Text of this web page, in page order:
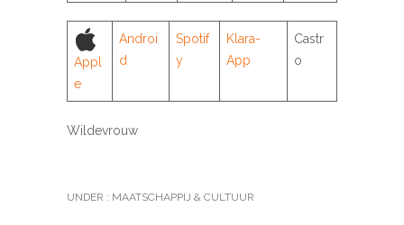
Appl
e
Androi
d
Spotif
y
Klara-
App
Castr
o
Wildevrouw
UNDER : MAATSCHAPPIJ & CULTUUR